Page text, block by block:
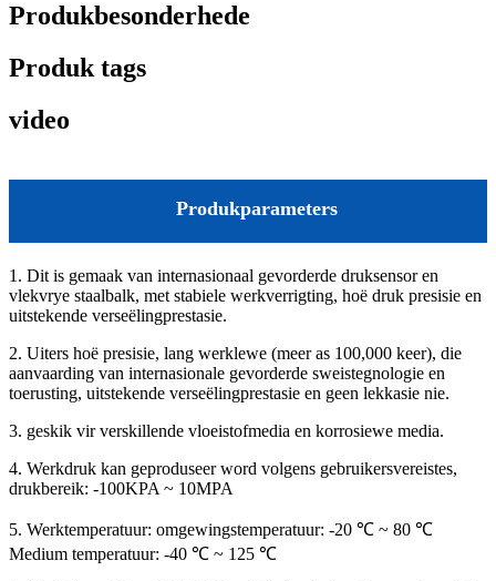
Produkbesonderhede
Produk tags
video
Produkparameters
1. Dit is gemaak van internasionaal gevorderde druksensor en
vlekvrye staalbalk, met stabiele werkverrigting, hoë druk presisie en
uitstekende verseëlingprestasie.
2. Uiters hoë presisie, lang werklewe (meer as 100,000 keer), die
aanvaarding van internasionale gevorderde sweistegnologie en
toerusting, uitstekende verseëlingprestasie en geen lekkasie nie.
3. geskik vir verskillende vloeistofmedia en korrosiewe media.
4. Werkdruk kan geproduseer word volgens gebruikersvereistes,
drukbereik: -100KPA ~ 10MPA
5. Werktemperatuur: omgewingstemperatuur: -20 ℃ ~ 80 ℃
Medium temperatuur: -40 ℃ ~ 125 ℃